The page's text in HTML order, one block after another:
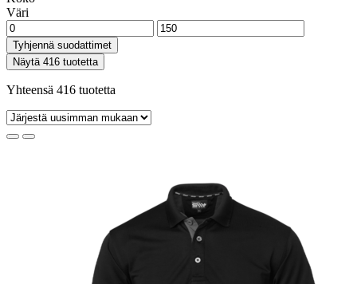
Väri
Tyhjennä suodattimet
Näytä 416 tuotetta
Yhteensä 416 tuotetta